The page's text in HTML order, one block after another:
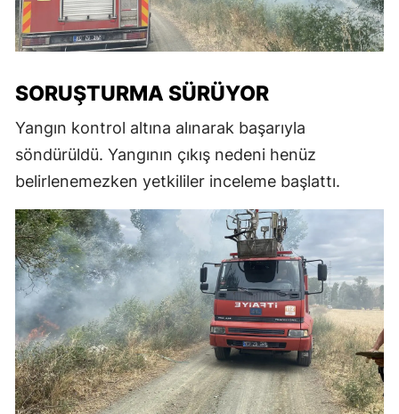
SORUŞTURMA SÜRÜYOR
Yangın kontrol altına alınarak başarıyla
söndürüldü. Yangının çıkış nedeni henüz
belirlenemezken yetkililer inceleme başlattı.